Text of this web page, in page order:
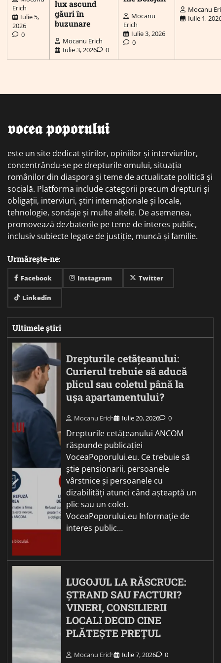
Erich
Iulie 5,
2026
0
lux ascund
găuri în
buzunare
Mocanu Erich
Iulie 3, 2026
0
Mocanu
Erich
Iulie 3, 2026
0
Mocanu
Iulie 1,
𝖛𝖔𝖈𝖊𝖆 𝖕𝖔𝖕𝖔𝖗𝖚𝖑𝖚𝖎
este un site dedicat știrilor, opiniilor și interviurilor,
concentrându-se pe drepturile omului, situația
românilor din diaspora și teme de actualitate politică și
socială. Platforma include categorii precum drepturi și
obligații, interviuri, știri internaționale și locale,
tehnologie, sondaje și multe altele. De asemenea,
promovează dezbaterile pe teme de interes public,
inclusiv subiecte legate de justiție, muncă și familie.
Urmărește-ne:
Facebook Instagram Twitter
Linkedin
Ultimele știri
Drepturile cetățeanului:
Curierul trebuie să aducă
plicul sau coletul până la
ușa apartamentului?
Mocanu Erich Iulie 20, 2026 0
Drepturile cetățeanului ANCOM
răspunde publicației
VoceaPoporului.eu. Ce trebuie să
știe pensionarii, persoanele
vârstnice și persoanele cu
dizabilități atunci când așteaptă un
plic sau un colet.
VoceaPoporului.eu Informație de
interes public…
LUGOJUL LA RĂSCRUCE:
ȘTRAND SAU FACTURI?
VINERI, CONSILIERII
LOCALI DECID CINE
PLĂTEȘTE PREȚUL
Mocanu Erich Iulie 7, 2026 0